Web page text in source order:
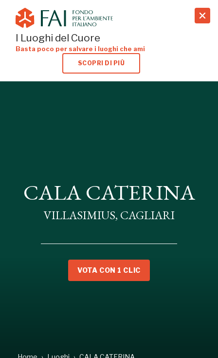
search
I Luoghi del Cuore
Basta poco per salvare i luoghi che ami
SCOPRI DI PIÙ
CALA CATERINA
VILLASIMIUS, CAGLIARI
VOTA CON 1 CLIC